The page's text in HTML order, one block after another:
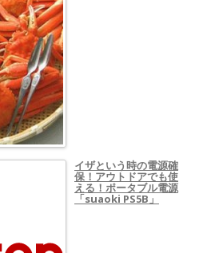
イザという時の電源確
保！アウトドアでも使
える！ポータブル電源
「suaoki PS5B」